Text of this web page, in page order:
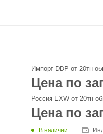
Импорт DDP от 20тн
Цена по
Россия EXW от 20тн
Цена по
В наличии